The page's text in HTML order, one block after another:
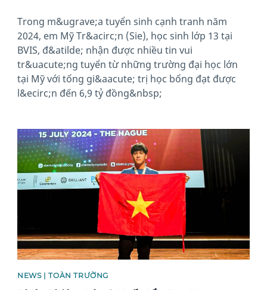
Trong m&ugrave;a tuyển sinh cạnh tranh năm
2024, em Mỹ Tr&acirc;n (Sie), học sinh lớp 13 tại
BVIS, đ&atilde; nhận được nhiều tin vui
tr&uacute;ng tuyển từ những trường đại học lớn
tại Mỹ với tổng gi&aacute; trị học bổng đạt được
l&ecirc;n đến 6,9 tỷ đồng&nbsp;
News image
NEWS | TOÀN TRƯỜNG